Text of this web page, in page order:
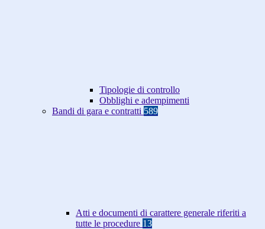
Tipologie di controllo
Obblighi e adempimenti
Bandi di gara e contratti 589
Atti e documenti di carattere generale riferiti a
tutte le procedure 13